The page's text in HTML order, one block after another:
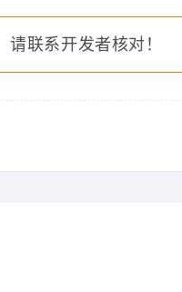
联系开发者核对！